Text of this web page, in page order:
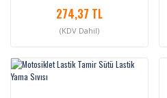
274,37 TL
(KDV Dahil)